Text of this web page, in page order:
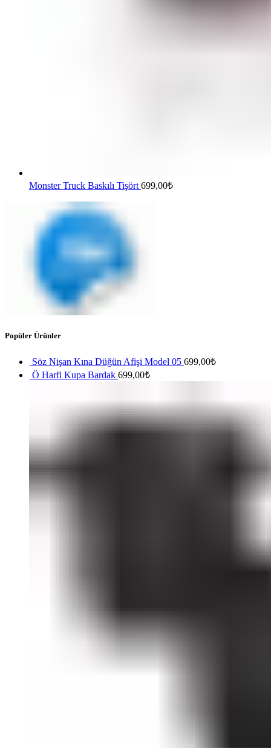
Monster Truck Baskılı Tişört 699,00₺
Popüler Ürünler
Söz Nişan Kına Düğün Afişi Model 05 699,00₺
Ö Harfi Kupa Bardak 699,00₺